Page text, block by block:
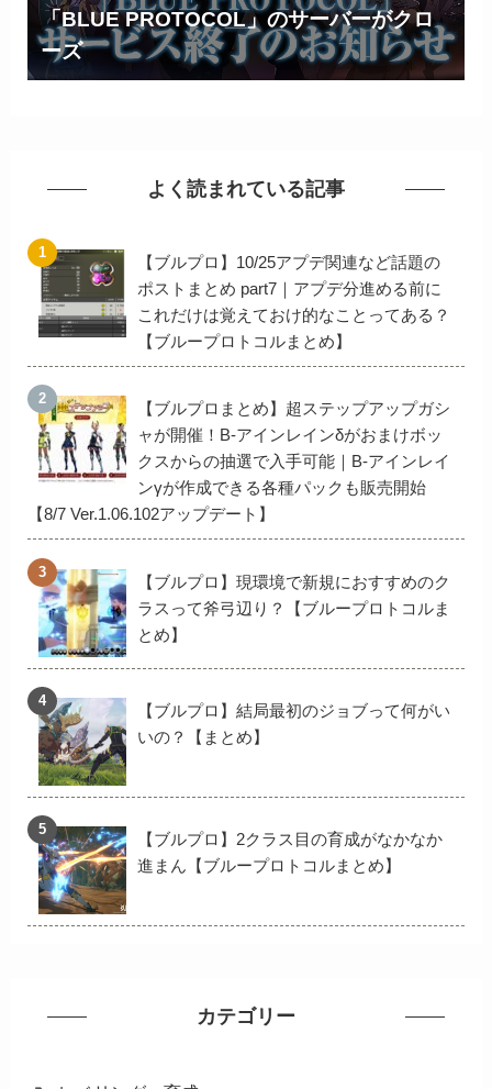
「BLUE PROTOCOL」のサーバーがクロ
ーズ
よく読まれている記事
【ブルプロ】10/25アプデ関連など話題の
ポストまとめ part7｜アプデ分進める前に
これだけは覚えておけ的なことってある？
【ブループロトコルまとめ】
【ブルプロまとめ】超ステップアップガシ
ャが開催！B-アインレインδがおまけボッ
クスからの抽選で入手可能｜B-アインレイ
ンγが作成できる各種パックも販売開始
【8/7 Ver.1.06.102アップデート】
【ブルプロ】現環境で新規におすすめのク
ラスって斧弓辺り？【ブループロトコルま
とめ】
【ブルプロ】結局最初のジョブって何がい
いの？【まとめ】
【ブルプロ】2クラス目の育成がなかなか
進まん【ブループロトコルまとめ】
カテゴリー